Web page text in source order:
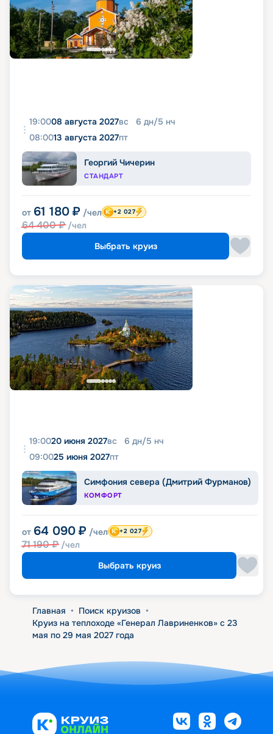
19:0008 августа 2027вс 6 дн/5 нч
08:0013 августа 2027пт
Георгий Чичерин
СТАНДАРТ
от 61 180 ₽ /чел
64 400₽ /чел
+2 027
Выбрать круиз
19:0020 июня 2027вс 6 дн/5 нч
09:0025 июня 2027пт
Симфония севера (Дмитрий Фурманов)
КОМФОРТ
от 64 090 ₽ /чел
71 190₽ /чел
+2 027
Выбрать круиз
Главная • Поиск круизов •
Круиз на теплоходе «Генерал Лавриненков» с 23
мая по 29 мая 2027 года